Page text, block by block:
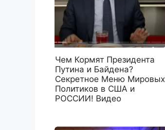
Чем Кормят Президента
Путина и Байдена?
Секретное Меню Мировых
Политиков в США и
РОССИИ! Видео